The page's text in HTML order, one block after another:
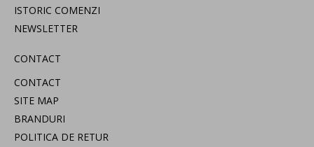
ISTORIC COMENZI
NEWSLETTER
CONTACT
CONTACT
SITE MAP
BRANDURI
POLITICA DE RETUR